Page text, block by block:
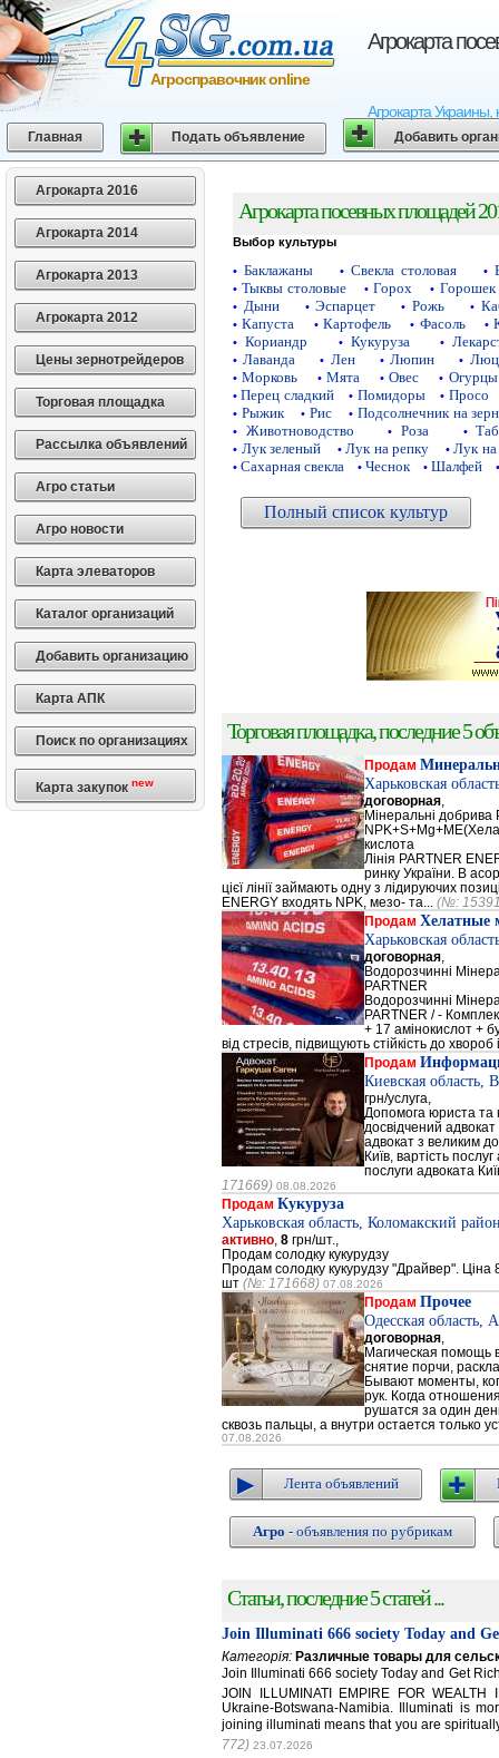
Агрокарта
Агрокарта
Агросправочник online
Главная Подать объявление Добавить
Агрокарта 2016
Агрокарта 2014
Агрокарта 2013
Агрокарта 2012
Цены зернотрейдеров
Торговая площадка
Рассылка объявлений
Агро статьи
Агро новости
Карта элеваторов
Каталог организаций
Добавить организацию
Карта АПК
Поиск по организациях
Карта закупок new
Агрокарта посевных площадей
Выбор культуры
• Баклажаны • Свекла столовая •
• Тыквы столовые • Горох • Горошек
• Дыни • Эспарцет • Рожь •
• Капуста • Картофель • Фасоль •
• Кориандр • Кукуруза •
• Лаванда • Лен • Люпин •
• Морковь • Мята • Овес • Огурцы
• Перец сладкий • Помидоры • Просо
• Рыжик • Рис • Подсолнечник на
• Животноводство • Роза •
• Лук зеленый • Лук на репку • Лук на
• Сахарная свекла • Чеснок • Шалфей •
Полный список культур
Торговая площадка, последние 5
Продам
Харьковская
договорная
Мінеральні добрива
кислота
Лінія PARTNER
ринку України. В
цієї лінії займають одну з лідируючих
ENERGY входять NPK, мезо- та... (№:
Продам Хелатные
Харьковская
договорная
Водорозчинні
PARTNER
Водорозчинні
PARTNER / -
+ 17 амінокислот +
від стресів, підвищують стійкість до хвороб
Продам
Киевская область,
грн/услуга,
Допомога юриста та
досвідчений
адвокат з великим
Київ, вартість
послуги адвоката
171669) 08.08.2026
Продам Кукуруза
Харьковская область, Коломакский
активно 8 грн/шт.,
Продам солодку кукурудзу
Продам солодку кукурудзу "Драйвер". Ціна
шт (№: 171668) 07.08.2026
Продам Прочее
Одесская область,
договорная
Магическая помощь
снятие порчи,
Бывают моменты,
рук. Когда
рушатся за один
сквозь пальцы, а внутри остается только
07.08.2026
Лента объявлений
Агро - объявления по рубрикам
Статьи, последние 5 статей ...
Join Illuminati 666 society Today and
Категорія: Различные товары для
Join Illuminati 666 society Today and Get
JOIN ILLUMINATI EMPIRE FOR WEALTH
Ukraine-Botswana-Namibia. Illuminati is
joining illuminati means that you are
772) 23.07.2026